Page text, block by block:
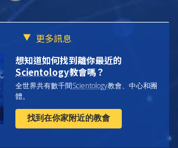
更多訊息
想知道如何找到離你最近的
Scientology教會嗎？
全世界共有數千間Scientology教會、中心和團
體。
找到在你家附近的教會